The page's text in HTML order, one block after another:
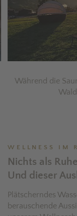
Während die
WELLNESS IM
Nichts als
Und dieser
Plätscherndes
berauschende